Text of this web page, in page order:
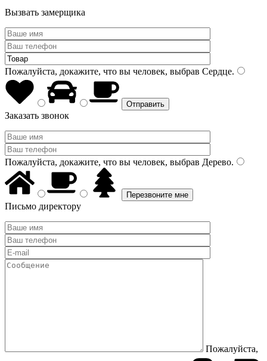
Вызвать замерщика
Пожалуйста, докажите, что вы человек, выбрав Сердце.
Заказать звонок
Пожалуйста, докажите, что вы человек, выбрав Дерево.
Письмо директору
Пожалуйста,